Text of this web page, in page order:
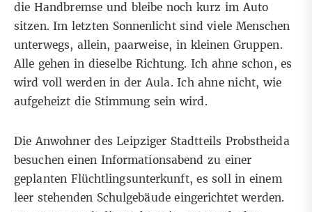
die Handbremse und bleibe noch kurz im Auto
sitzen. Im letzten Sonnenlicht sind viele Menschen
unterwegs, allein, paarweise, in kleinen Gruppen.
Alle gehen in dieselbe Richtung. Ich ahne schon, es
wird voll werden in der Aula. Ich ahne nicht, wie
aufgeheizt die Stimmung sein wird.
Die Anwohner des Leipziger Stadtteils Probstheida
besuchen einen Informationsabend zu einer
geplanten Flüchtlingsunterkunft, es soll in einem
leer stehenden Schulgebäude eingerichtet werden.